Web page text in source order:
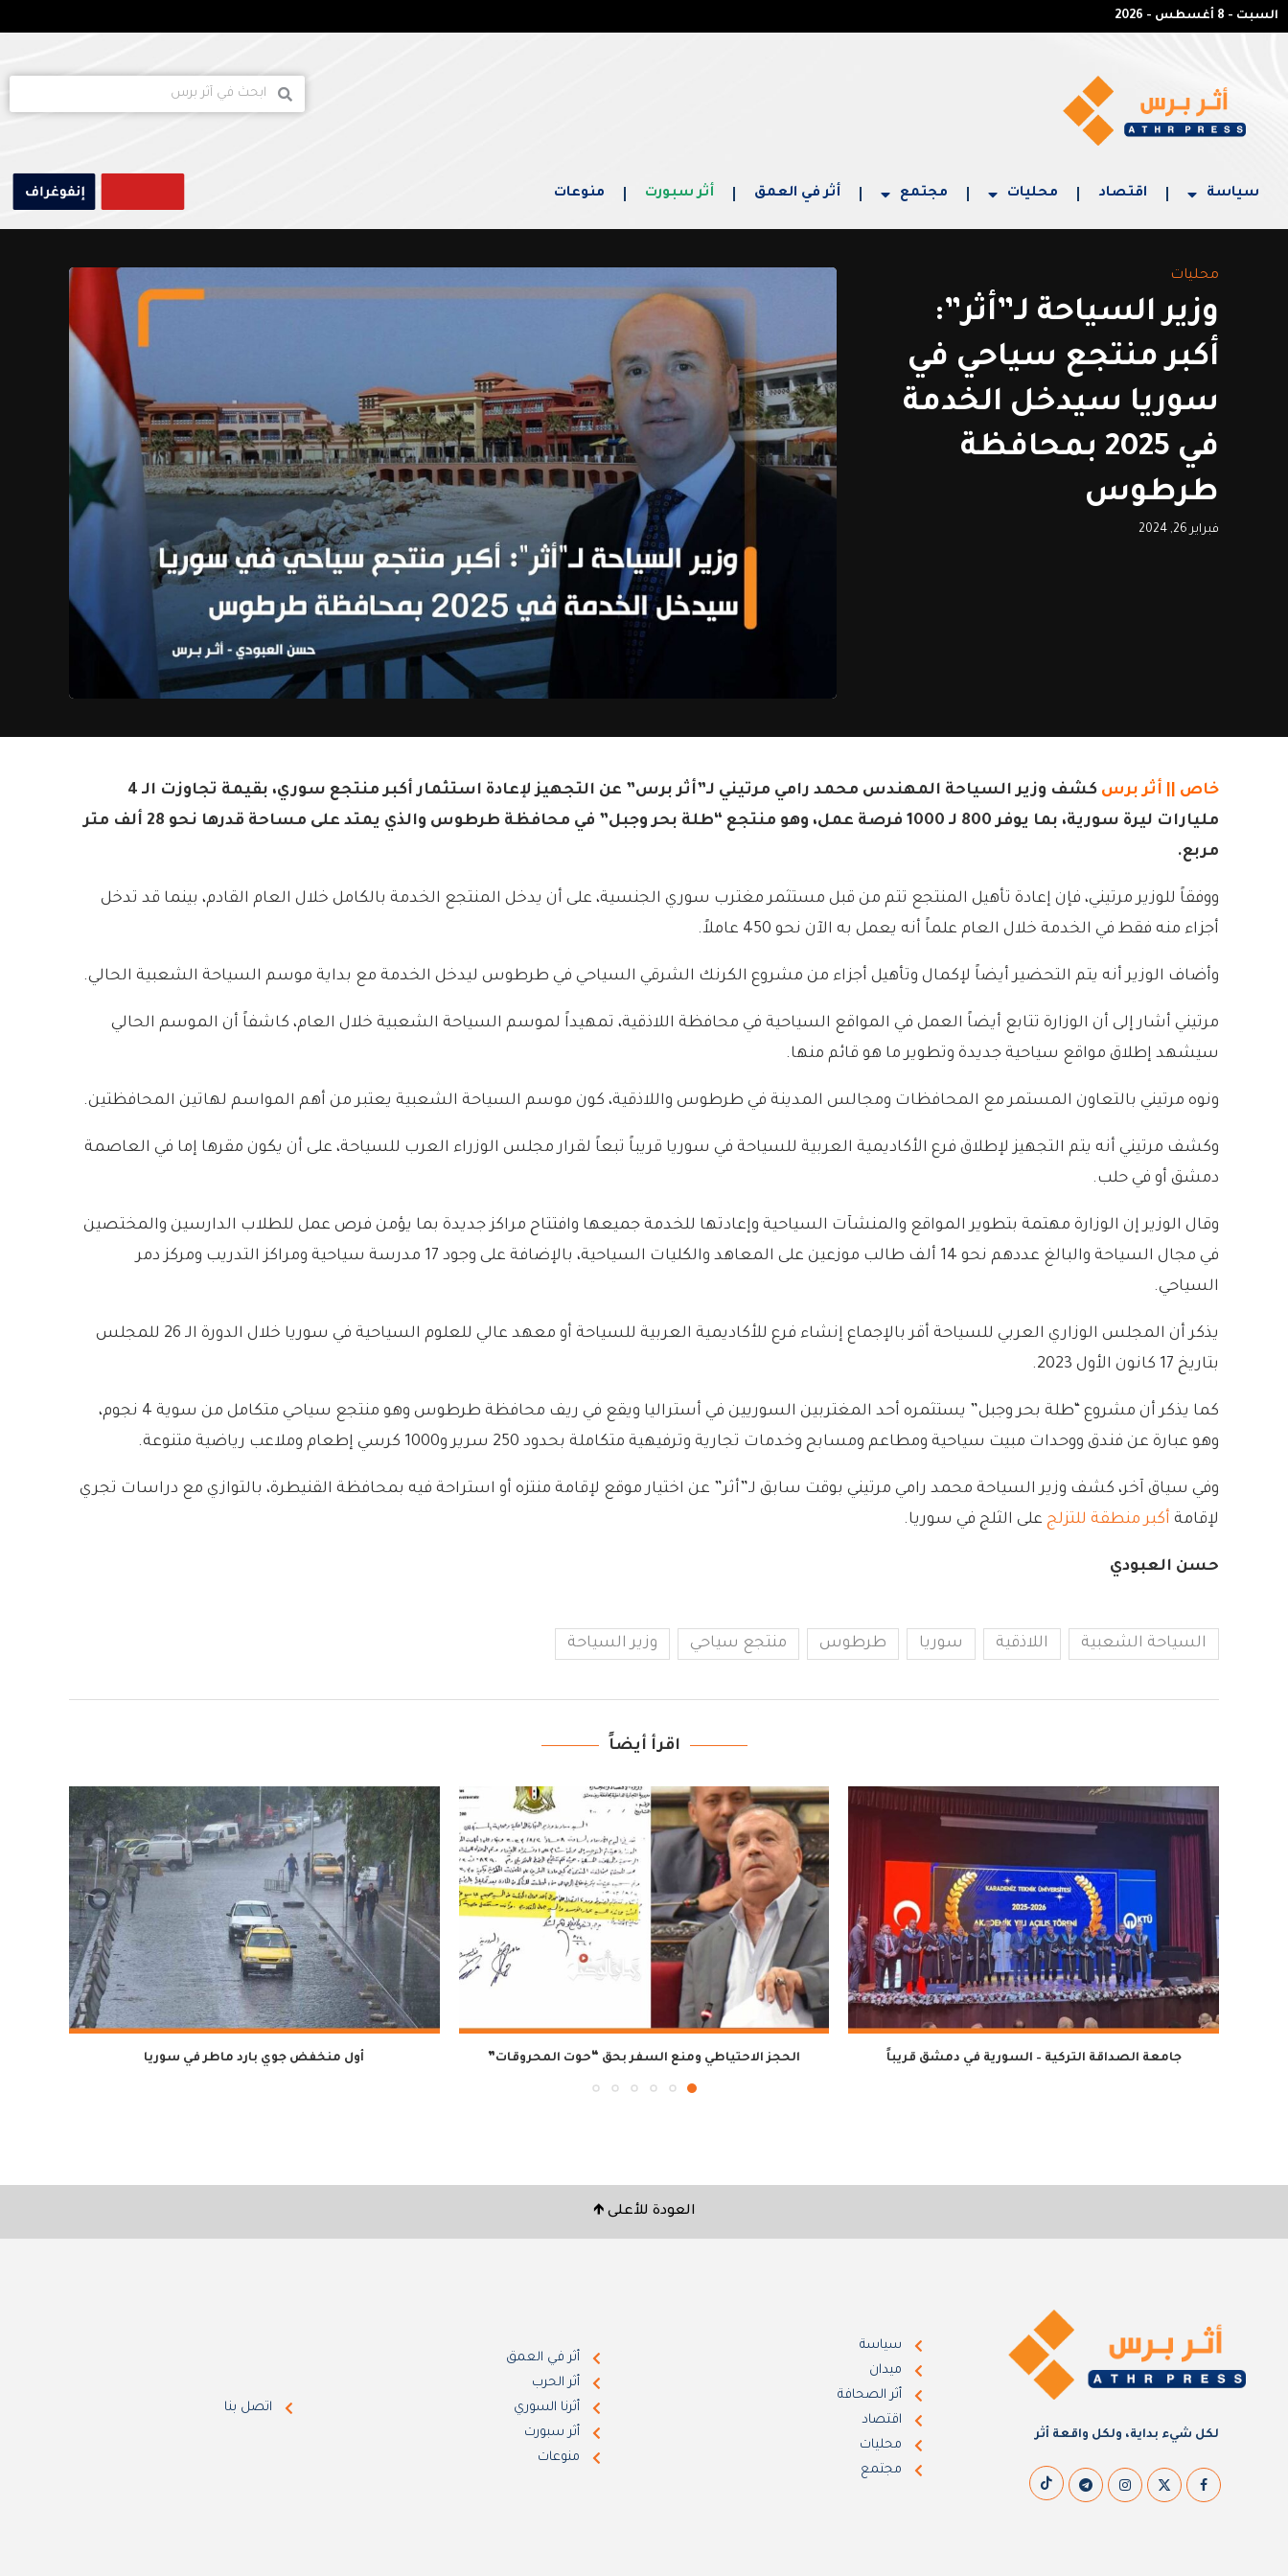
السبت - 8 أغسطس - 2026
سياسة اقتصاد محليات مجتمع أثر في العمق أثر سبورت منوعات
محليات
وزير السياحة لـ”أثر”:
أكبر منتجع سياحي في
سوريا سيدخل الخدمة
في 2025 بمحافظة
طرطوس
فبراير 26, 2024
خاص || أثر برس
كشف وزير السياحة المهندس محمد رامي مرتيني لـ”أثر برس” عن التجهيز لإعادة استثمار أكبر منتجع سوري، بقيمة تجاوزت الـ 4
مليارات ليرة سورية، بما يوفر 800 لـ 1000 فرصة عمل، وهو منتجع “طلة بحر وجبل” في محافظة طرطوس والذي يمتد على مساحة قدرها نحو 28 ألف متر
مربع.
ووفقاً للوزير مرتيني، فإن إعادة تأهيل المنتجع تتم من قبل مستثمر مغترب سوري الجنسية، على أن يدخل المنتجع الخدمة بالكامل خلال العام القادم، بينما قد تدخل
أجزاء منه فقط في الخدمة خلال العام علماً أنه يعمل به الآن نحو 450 عاملاً.
وأضاف الوزير أنه يتم التحضير أيضاً لإكمال وتأهيل أجزاء من مشروع الكرنك الشرقي السياحي في طرطوس ليدخل الخدمة مع بداية موسم السياحة الشعبية الحالي.
مرتيني أشار إلى أن الوزارة تتابع أيضاً العمل في المواقع السياحية في محافظة اللاذقية، تمهيداً لموسم السياحة الشعبية خلال العام، كاشفاً أن الموسم الحالي
سيشهد إطلاق مواقع سياحية جديدة وتطوير ما هو قائم منها.
ونوه مرتيني بالتعاون المستمر مع المحافظات ومجالس المدينة في طرطوس واللاذقية، كون موسم السياحة الشعبية يعتبر من أهم المواسم لهاتين المحافظتين.
وكشف مرتيني أنه يتم التجهيز لإطلاق فرع الأكاديمية العربية للسياحة في سوريا قريباً تبعاً لقرار مجلس الوزراء العرب للسياحة، على أن يكون مقرها إما في العاصمة
دمشق أو في حلب.
وقال الوزير إن الوزارة مهتمة بتطوير المواقع والمنشآت السياحية وإعادتها للخدمة جميعها وافتتاح مراكز جديدة بما يؤمن فرص عمل للطلاب الدارسين والمختصين
في مجال السياحة والبالغ عددهم نحو 14 ألف طالب موزعين على المعاهد والكليات السياحية، بالإضافة على وجود 17 مدرسة سياحية ومراكز التدريب ومركز دمر
السياحي.
يذكر أن المجلس الوزاري العربي للسياحة أقر بالإجماع إنشاء فرع للأكاديمية العربية للسياحة أو معهد عالي للعلوم السياحية في سوريا خلال الدورة الـ 26 للمجلس
بتاريخ 17 كانون الأول 2023.
كما يذكر أن مشروع “طلة بحر وجبل” يستثمره أحد المغتربين السوريين في أستراليا ويقع في ريف محافظة طرطوس وهو منتجع سياحي متكامل من سوية 4 نجوم،
وهو عبارة عن فندق ووحدات مبيت سياحية ومطاعم ومسابح وخدمات تجارية وترفيهية متكاملة بحدود 250 سرير و1000 كرسي إطعام وملاعب رياضية متنوعة.
وفي سياق آخر، كشف وزير السياحة محمد رامي مرتيني بوقت سابق لـ”أثر” عن اختيار موقع لإقامة منتزه أو استراحة فيه بمحافظة القنيطرة، بالتوازي مع دراسات تجري
لإقامة أكبر منطقة للتزلج على الثلج في سوريا.
حسن العبودي
السياحة الشعبية اللاذقية سوريا طرطوس منتجع سياحي وزير السياحة
اقرأ أيضاً
جامعة الصداقة التركية – السورية في دمشق قريباً الحجز الاحتياطي ومنع السفر بحق “حوت المحروقات” أول منخفض جوي بارد ماطر في سوريا
العودة للأعلى 🡹
لكل شيء بداية، ولكل واقعة أثر
سياسة
ميدان
أثر الصحافة
اقتصاد
محليات
مجتمع
أثر في العمق
أثر الحرب
أثرنا السوري
أثر سبورت
منوعات
اتصل بنا